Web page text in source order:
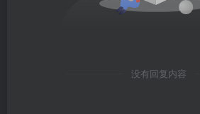
没有回复内容